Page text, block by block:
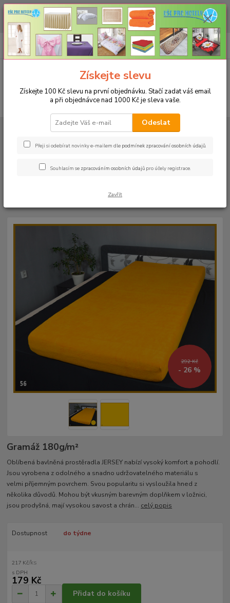
CHCETE NAKOUPIT VĚTŠÍ MNOŽSTVÍ NAŠICH PRODUKTŮ ZA LEPŠÍ
CENU? Klikněte ZDE
CZK
+420 773 794 023
Pondělí-pátek 9-16 hodin
0ks
za0 Kč
PROSTĚRADLA
Bavlněné prostěradla JERSEY s gumou - 45 barev
barva 56 tmavě žlutá
Bavlněné prostěradlo JERSEY
292 Kč
- 26 %
Gramáž 180g/m²­
Oblíbená bavlněná prostěradla JERSEY nabízí vysoký komfort a pohodlí.
Jsou vyrobena z odolného a snadno udržovatelného materiálu s
velmi příjemným povrchem. Svou popularitu si vysloužila hned z
několika důvodů. Mohou být vkusným barevným doplňkem v ložnici,
jsou prodyšná, mají vysokou savost a chrán... celý popis
Dostupnost do týdne
217 Kč/ks
179 Kč
Přidat do košíku
Získejte slevu
Získejte 100 Kč slevu na první objednávku. Stačí zadat váš email
a při objednávce nad 1000 Kč je sleva vaše.
Odeslat
Přeji si odebírat novinky e-mailem dle podmínek zpracování osobních údajů.
Souhlasím se zpracováním osobních údajů pro účely registrace.
Zavřít